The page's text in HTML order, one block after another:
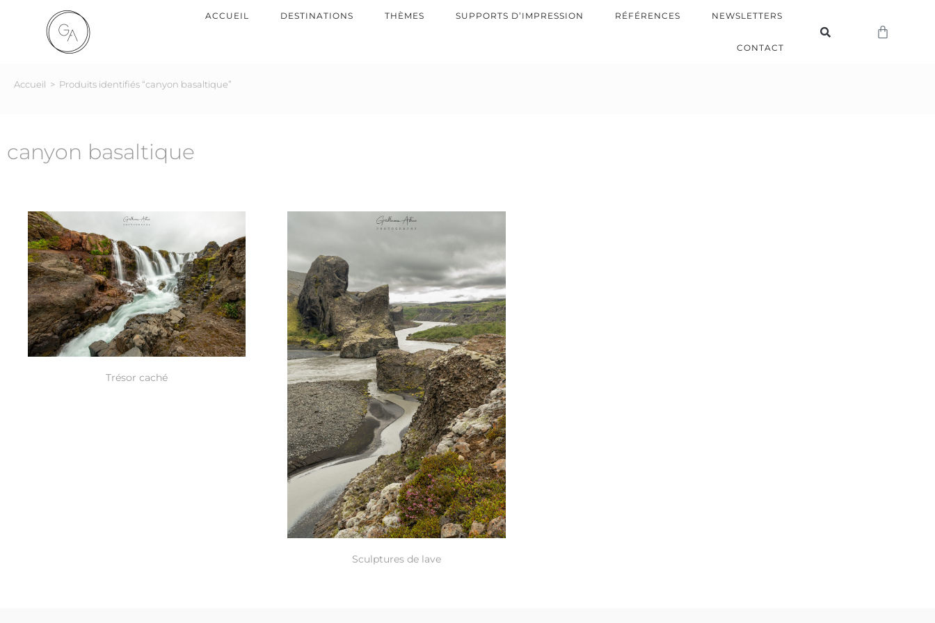
ACCUEIL DESTINATIONS THÈMES SUPPORTS D’IMPRESSION RÉFÉRENCES NEWSLETTERS
CONTACT
Accueil > Produits identifiés “canyon basaltique”
canyon basaltique
Trésor caché
Sculptures de lave